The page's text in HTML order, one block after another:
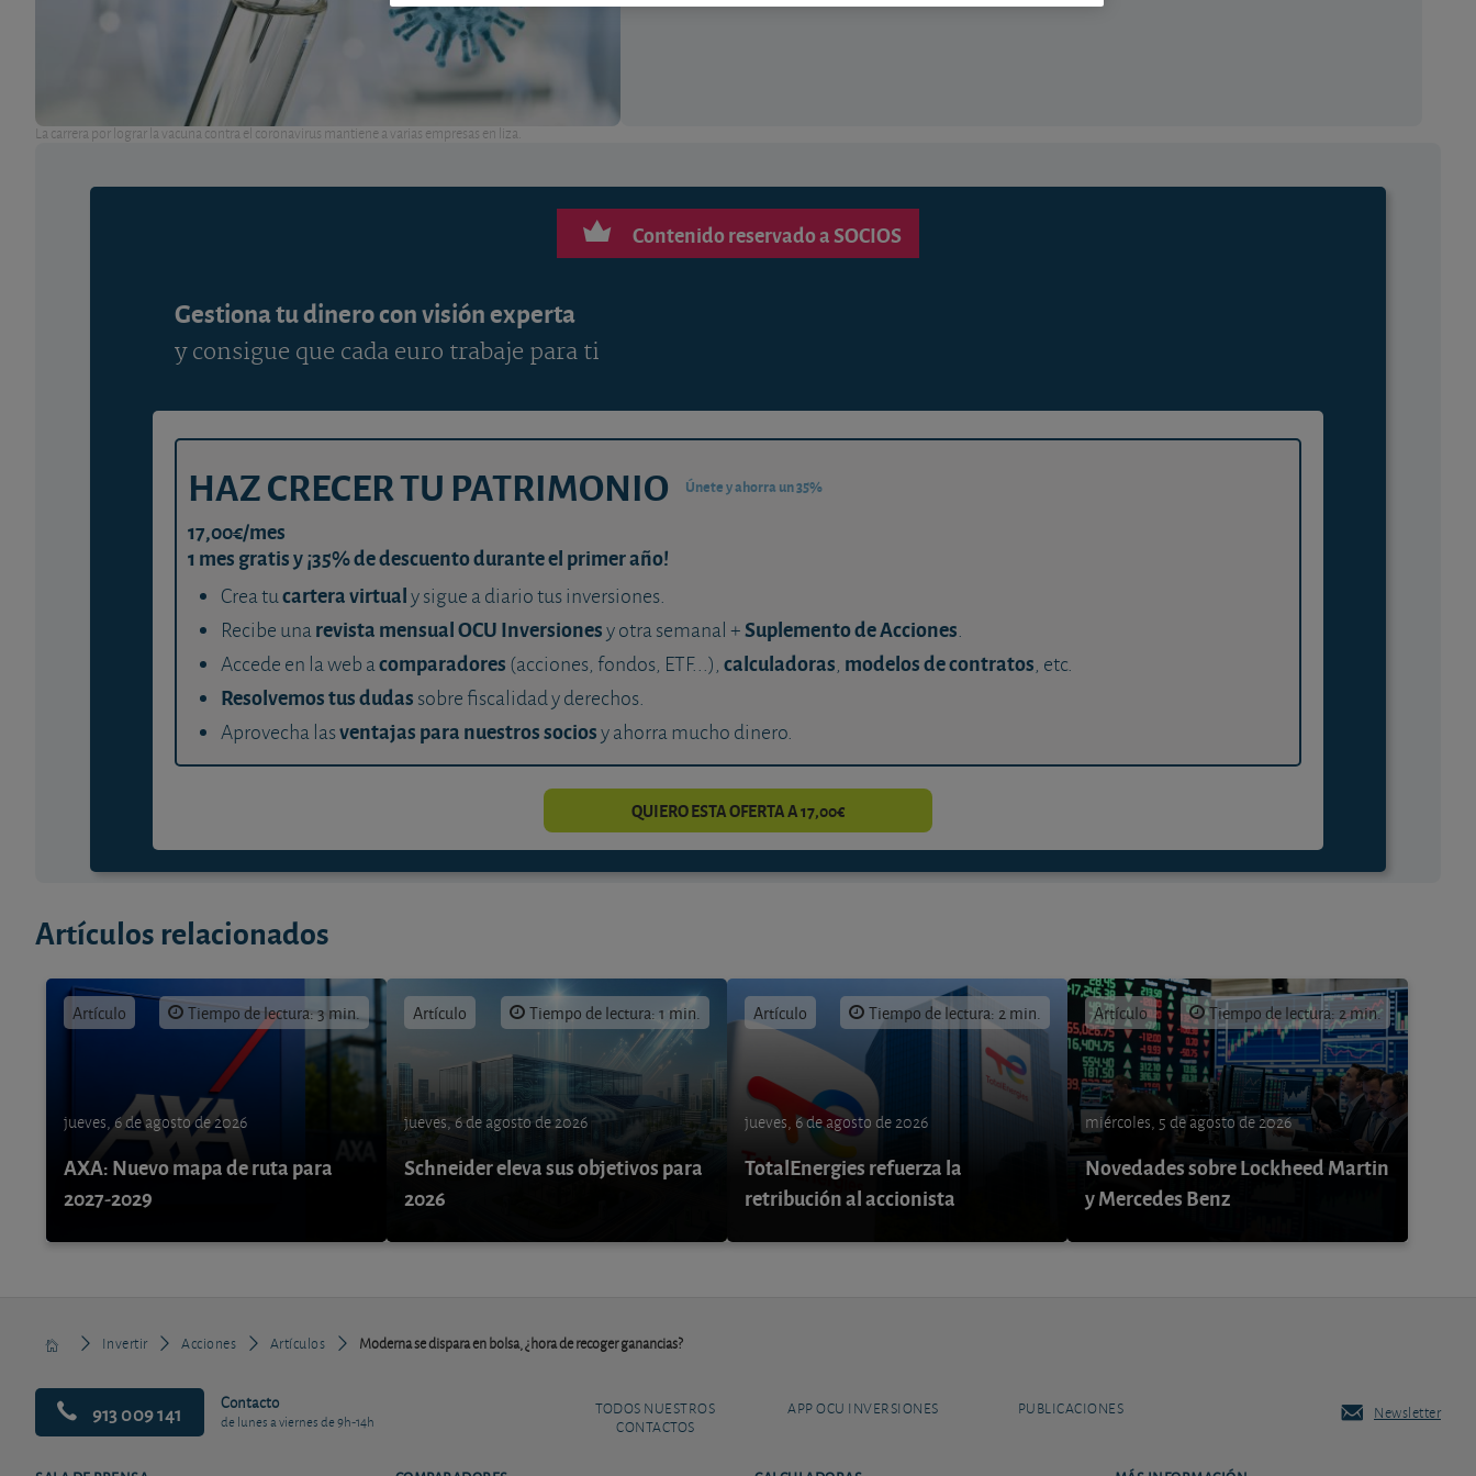
La carrera por lograr la vacuna contra el coronavirus mantiene a varias empresas en liza.
Contenido reservado a SOCIOS
Gestiona tu dinero con visión experta
y consigue que cada euro trabaje para ti
HAZ CRECER TU PATRIMONIO Únete y ahorra un 35%
17,00€/mes
1 mes gratis y ¡35% de descuento durante el primer año!
Crea tucartera virtualy sigue a diario tus inversiones.
Recibe unarevista mensual OCU Inversionesy otra semanal +Suplemento de Acciones.
Accede en la web acomparadores (acciones, fondos, ETF...), calculadoras, modelos de contratos, etc.
Resolvemos tus dudas sobre fiscalidad y derechos.
Aprovecha lasventajas para nuestros sociosy ahorra mucho dinero.
QUIERO ESTA OFERTA A 17,00€
Artículos relacionados
Artículo Tiempo de lectura: 3 min.
jueves, 6 de agosto de 2026
AXA: Nuevo mapa de ruta para
2027-2029
Artículo Tiempo de lectura: 1 min.
jueves, 6 de agosto de 2026
Schneider eleva sus objetivos para
2026
Artículo Tiempo de lectura: 2 min.
jueves, 6 de agosto de 2026
TotalEnergies refuerza la
retribución al accionista
Artículo Tiempo de lectura: 2 min.
miércoles, 5 de agosto de 2026
Novedades sobre Lockheed Martin
y Mercedes Benz
Invertir Acciones Artículos Moderna se dispara en bolsa, ¿hora de recoger ganancias?
913 009 141 Contacto
de lunes a viernes de 9h-14h
TODOS NUESTROS
CONTACTOS
APP OCU INVERSIONES PUBLICACIONES Newsletter